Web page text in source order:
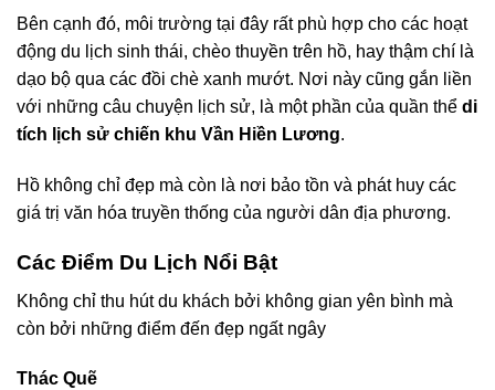
Bên cạnh đó, môi trường tại đây rất phù hợp cho các hoạt
động du lịch sinh thái, chèo thuyền trên hồ, hay thậm chí là
dạo bộ qua các đồi chè xanh mướt. Nơi này cũng gắn liền
với những câu chuyện lịch sử, là một phần của quần thể di
tích lịch sử chiến khu Vần Hiền Lương.
Hồ không chỉ đẹp mà còn là nơi bảo tồn và phát huy các
giá trị văn hóa truyền thống của người dân địa phương.
Các Điểm Du Lịch Nổi Bật
Không chỉ thu hút du khách bởi không gian yên bình mà
còn bởi những điểm đến đẹp ngất ngây
Thác Quẽ